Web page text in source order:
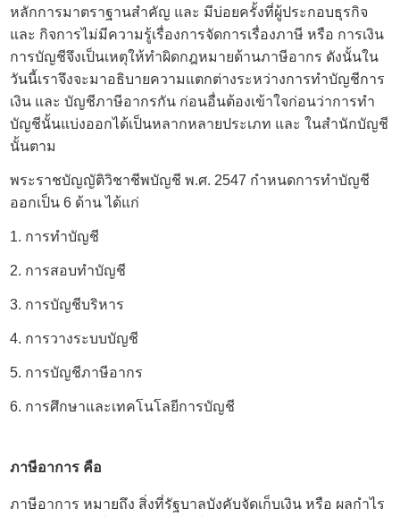
หลักการมาตราฐานสำคัญ และ มีบ่อยครั้งที่ผู้ประกอบธุรกิจ
และ กิจการไม่มีความรู้เรื่องการจัดการเรื่องภาษี หรือ การเงิน
การบัญชีจึงเป็นเหตุให้ทำผิดกฎหมายด้านภาษีอากร ดังนั้นใน
วันนี้เราจึงจะมาอธิบายความแตกต่างระหว่างการทำบัญชีการ
เงิน และ บัญชีภาษีอากรกัน ก่อนอื่นต้องเข้าใจก่อนว่าการทำ
บัญชีนั้นแบ่งออกได้เป็นหลากหลายประเภท และ ในสำนักบัญชี
นั้นตาม
พระราชบัญญัติวิชาชีพบัญชี พ.ศ. 2547 กำหนดการทำบัญชี
ออกเป็น 6 ด้าน ได้แก่
1. การทำบัญชี
2. การสอบทำบัญชี
3. การบัญชีบริหาร
4. การวางระบบบัญชี
5. การบัญชีภาษีอากร
6. การศึกษาและเทคโนโลยีการบัญชี
ภาษีอาการ คือ
ภาษีอาการ หมายถึง สิ่งที่รัฐบาลบังคับจัดเก็บเงิน หรือ ผลกำไร